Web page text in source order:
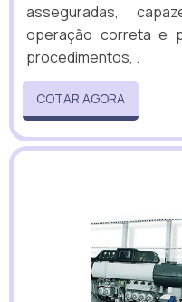
asseguradas,
operação correta e
procedimentos, .
COTAR AGORA